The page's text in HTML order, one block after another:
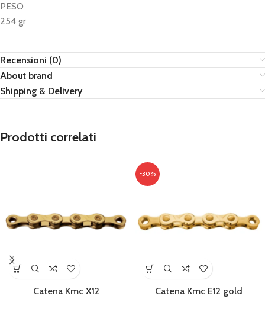
PESO
254 gr
Recensioni (0)
About brand
Shipping & Delivery
Prodotti correlati
Catena Kmc X12
-30%
Catena Kmc E12 gold